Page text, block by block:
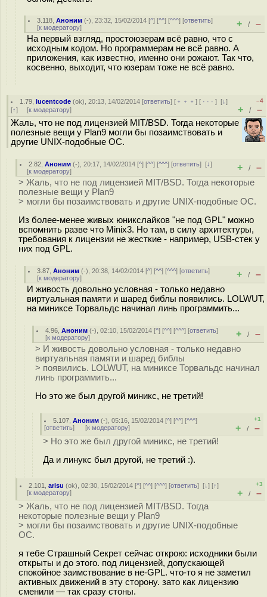
3.118 ,Аноним (-), 23:32, 15/02/2014 [^] [^^] [^^^] [ответить]
[к модератору] + / –
На первый взгляд, простоюзерам всё равно, что с
исходным кодом. Но программерам не всё равно. А
приложения, как известно, именно они рожают. Так что,
косвенно, выходит, что юзерам тоже не всё равно.
1.79 ,lucentcode (ok), 20:13, 14/02/2014 [ответить] [ ﹢﹢﹢] [ · · ·][↓]
[↑] [к модератору]
–4
+ / –
Жаль, что не под лицензией MIT/BSD. Тогда некоторые
полезные вещи у Plan9 могли бы позаимствовать и
другие UNIX-подобные ОС.
2.82 ,Аноним (-), 20:17, 14/02/2014 [^] [^^] [^^^] [ответить][↓]
[к модератору] + / –
> Жаль, что не под лицензией MIT/BSD. Тогда некоторые
полезные вещи у Plan9
> могли бы позаимствовать и другие UNIX-подобные ОС.
Из более-менее живых юникслайков "не под GPL" можно
вспомнить разве что Minix3. Но там, в силу архитектуры,
требования к лицензии не жесткие - например, USB-стек у
них под GPL.
3.87 ,Аноним (-), 20:38, 14/02/2014 [^] [^^] [^^^] [ответить]
[к модератору] + / –
И живость довольно условная - только недавно
виртуальная памяти и шаред библы появились. LOLWUT,
на миниксе Торвальдс начинал линь программить...
4.96 ,Аноним (-), 02:10, 15/02/2014 [^] [^^] [^^^] [ответить]
[к модератору] + / –
> И живость довольно условная - только недавно
виртуальная памяти и шаред библы
> появились. LOLWUT, на миниксе Торвальдс начинал
линь программить...
Но это же был другой миникс, не третий!
5.107 ,Аноним (-), 05:16, 15/02/2014 [^] [^^] [^^^]
[ответить] [к модератору]
+1
+ / –
> Но это же был другой миникс, не третий!
Да и линукс был другой, не третий :).
2.101 ,arisu (ok), 02:30, 15/02/2014 [^] [^^] [^^^] [ответить][↓] [↑]
[к модератору]
+3
+ / –
> Жаль, что не под лицензией MIT/BSD. Тогда
некоторые полезные вещи у Plan9
> могли бы позаимствовать и другие UNIX-подобные
ОС.
я тебе Страшный Секрет сейчас открою: исходники были
открыты и до этого. под лицензией, допускающей
спокойное заимствование в не-GPL. что-то я не заметил
активных движений в эту сторону. зато как лицензию
сменили — так сразу стоны.